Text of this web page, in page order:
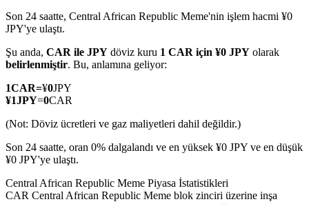
TradFi
USDC Vadeli İşlemleri
Son 24 saatte, Central African Republic Meme'nin işlem hacmi ¥0
JPY'ye ulaştı.
Şu anda, CAR ile JPY döviz kuru 1 CAR için ¥0 JPY olarak
belirlenmiştir. Bu, anlamına geliyor:
1CAR=¥0JPY
¥1JPY=0CAR
(Not: Döviz ücretleri ve gaz maliyetleri dahil değildir.)
Son 24 saatte, oran 0% dalgalandı ve en yüksek ¥0 JPY ve en düşük
¥0 JPY'ye ulaştı.
Central African Republic Meme Piyasa İstatistikleri
CAR Central African Republic Meme blok zinciri üzerine inşa